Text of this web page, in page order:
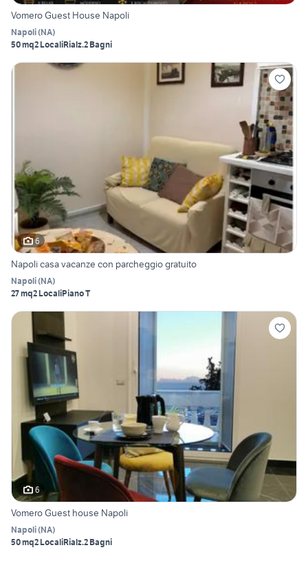
Vomero Guest House Napoli
Napoli(NA)
50 mq2 LocaliRialz.2 Bagni
6
Napoli casa vacanze con parcheggio gratuito
Napoli(NA)
27 mq2 LocaliPiano T
6
Vomero Guest house Napoli
Napoli(NA)
50 mq2 LocaliRialz.2 Bagni